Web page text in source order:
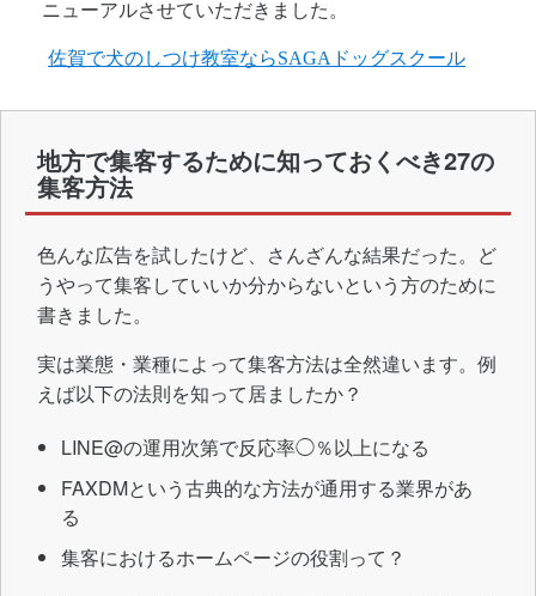
ニューアルさせていただきました。
佐賀で犬のしつけ教室ならSAGAドッグスクール
地方で集客するために知っておくべき27の
集客方法
色んな広告を試したけど、さんざんな結果だった。ど
うやって集客していいか分からないという方のために
書きました。
実は業態・業種によって集客方法は全然違います。例
えば以下の法則を知って居ましたか？
LINE@の運用次第で反応率◯％以上になる
FAXDMという古典的な方法が通用する業界があ
る
集客におけるホームページの役割って？